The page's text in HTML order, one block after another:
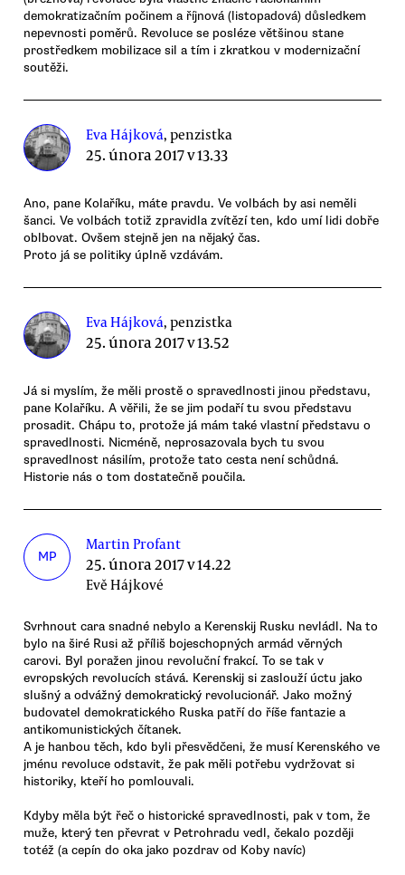
demokratizačním počinem a říjnová (listopadová) důsledkem
nepevnosti poměrů. Revoluce se posléze většinou stane
prostředkem mobilizace sil a tím i zkratkou v modernizační
soutěži.
Eva Hájková, penzistka
25. února 2017 v 13.33
Ano, pane Kolaříku, máte pravdu. Ve volbách by asi neměli
šanci. Ve volbách totiž zpravidla zvítězí ten, kdo umí lidi dobře
oblbovat. Ovšem stejně jen na nějaký čas.
Proto já se politiky úplně vzdávám.
Eva Hájková, penzistka
25. února 2017 v 13.52
Já si myslím, že měli prostě o spravedlnosti jinou představu,
pane Kolaříku. A věřili, že se jim podaří tu svou představu
prosadit. Chápu to, protože já mám také vlastní představu o
spravedlnosti. Nicméně, neprosazovala bych tu svou
spravedlnost násilím, protože tato cesta není schůdná.
Historie nás o tom dostatečně poučila.
MP
Martin Profant
25. února 2017 v 14.22
Evě Hájkové
Svrhnout cara snadné nebylo a Kerenskij Rusku nevládl. Na to
bylo na širé Rusi až příliš bojeschopných armád věrných
carovi. Byl poražen jinou revoluční frakcí. To se tak v
evropských revolucích stává. Kerenskij si zaslouží úctu jako
slušný a odvážný demokratický revolucionář. Jako možný
budovatel demokratického Ruska patří do říše fantazie a
antikomunistických čítanek.
A je hanbou těch, kdo byli přesvědčeni, že musí Kerenského ve
jménu revoluce odstavit, že pak měli potřebu vydržovat si
historiky, kteří ho pomlouvali.
Kdyby měla být řeč o historické spravedlnosti, pak v tom, že
muže, který ten převrat v Petrohradu vedl, čekalo později
totéž (a cepín do oka jako pozdrav od Koby navíc)